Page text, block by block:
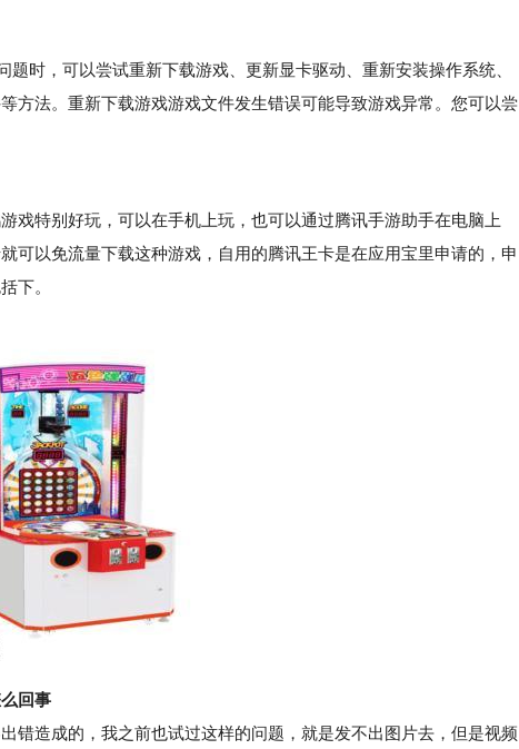
时，可以尝试重新下载游戏、更新显卡驱动、重新安装操作系统、
方法。重新下载游戏游戏文件发生错误可能导致游戏异常。您可以尝
特别好玩，可以在手机上玩，也可以通过腾讯手游助手在电脑上
可以免流量下载这种游戏，自用的腾讯王卡是在应用宝里申请的，申
下。
回事
造成的，我之前也试过这样的问题，就是发不出图片去，但是视频